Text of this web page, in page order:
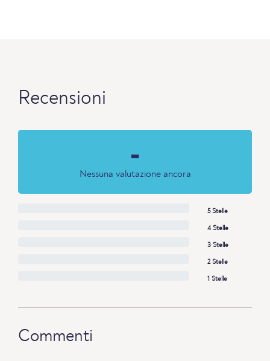
Recensioni
-
Nessuna valutazione ancora
5 Stelle
4 Stelle
3 Stelle
2 Stelle
1 Stelle
Commenti